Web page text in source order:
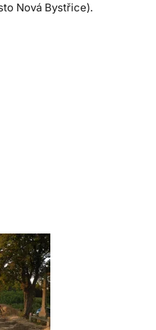
Nová Bystřice).